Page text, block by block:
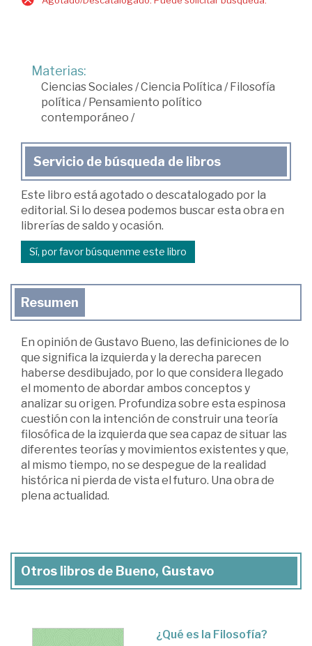
Materias:
Ciencias Sociales/Ciencia Política /Filosofía
política /Pensamiento político
contemporáneo /
Servicio de búsqueda de libros
Este libro está agotado o descatalogado por la
editorial. Si lo desea podemos buscar esta obra en
librerías de saldo y ocasión.
Sí, por favor búsquenme este libro
Resumen
En opinión de Gustavo Bueno, las definiciones de lo
que significa la izquierda y la derecha parecen
haberse desdibujado, por lo que considera llegado
el momento de abordar ambos conceptos y
analizar su origen. Profundiza sobre esta espinosa
cuestión con la intención de construir una teoría
filosófica de la izquierda que sea capaz de situar las
diferentes teorías y movimientos existentes y que,
al mismo tiempo, no se despegue de la realidad
histórica ni pierda de vista el futuro. Una obra de
plena actualidad.
Otros libros de Bueno, Gustavo
¿Qué es la Filosofía?